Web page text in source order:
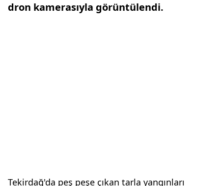
dron kamerasıyla görüntülendi.
Tekirdağ'da peş peşe çıkan tarla yangınları